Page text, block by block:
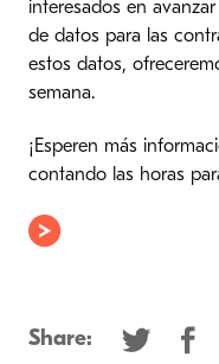
interesados en
de datos para las
estos datos,
semana.
¡Esperen más
contando las horas
Share: